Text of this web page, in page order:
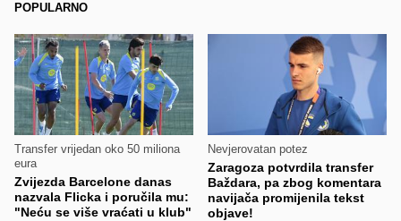
POPULARNO
Transfer vrijedan oko 50 miliona
eura
Zvijezda Barcelone danas
nazvala Flicka i poručila mu:
"Neću se više vraćati u klub"
Nevjerovatan potez
Zaragoza potvrdila transfer
Baždara, pa zbog komentara
navijača promijenila tekst
objave!